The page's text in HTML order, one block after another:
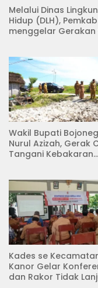
Melalui Dinas
Hidup (DLH), Pemkab
menggelar Gerakan
Wakil Bupati
Nurul Azizah, Gerak
Tangani Kebakaran
Kades se
Kanor Gelar
dan Rakor Tidak